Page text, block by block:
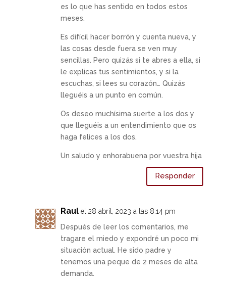
es lo que has sentido en todos estos
meses.
Es difícil hacer borrón y cuenta nueva, y
las cosas desde fuera se ven muy
sencillas. Pero quizás si te abres a ella, si
le explicas tus sentimientos, y si la
escuchas, si lees su corazón… Quizás
lleguéis a un punto en común.
Os deseo muchísima suerte a los dos y
que lleguéis a un entendimiento que os
haga felices a los dos.
Un saludo y enhorabuena por vuestra hija
Responder
Raul el 28 abril, 2023 a las 8:14 pm
Después de leer los comentarios, me
tragare el miedo y expondré un poco mi
situación actual. He sido padre y
tenemos una peque de 2 meses de alta
demanda.